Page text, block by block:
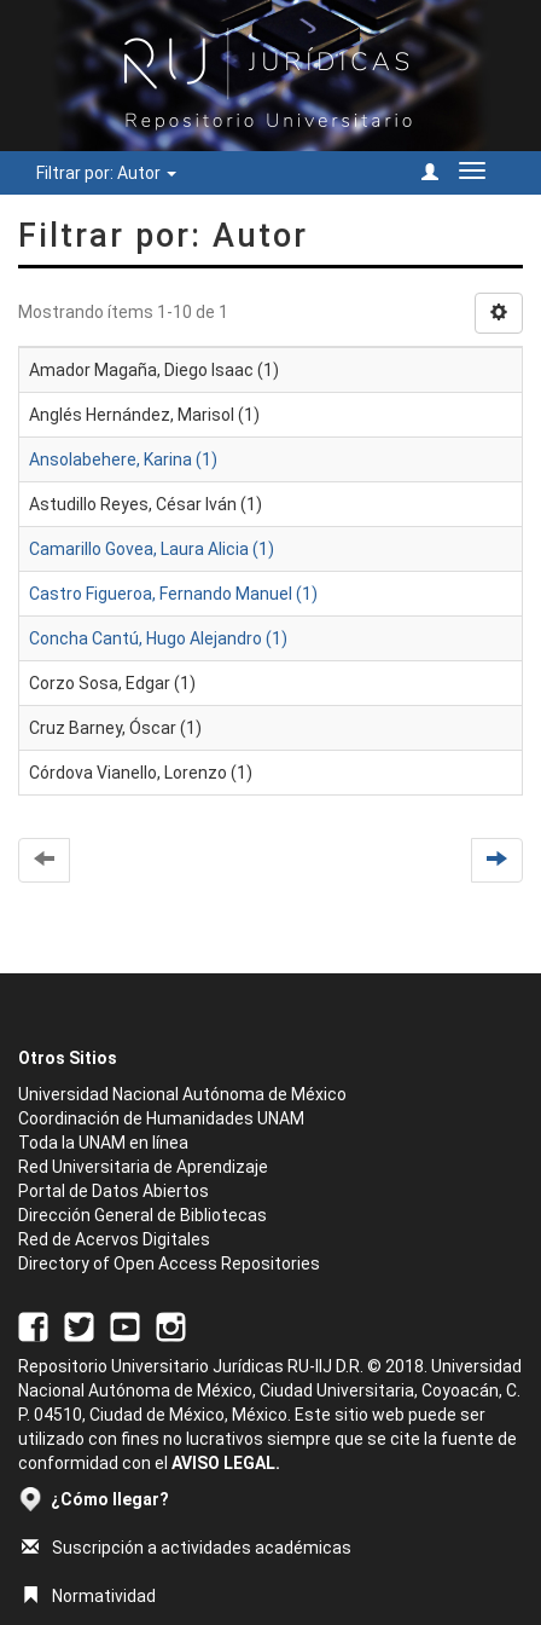
Filtrar por: Autor
Cambiar
Filtrar por: Autor
Mostrando ítems 1-10 de 1
Amador Magaña, Diego Isaac (1)
Anglés Hernández, Marisol (1)
Ansolabehere, Karina (1)
Astudillo Reyes, César Iván (1)
Camarillo Govea, Laura Alicia (1)
Castro Figueroa, Fernando Manuel (1)
Concha Cantú, Hugo Alejandro (1)
Corzo Sosa, Edgar (1)
Cruz Barney, Óscar (1)
Córdova Vianello, Lorenzo (1)
Otros Sitios
Universidad Nacional Autónoma de México
Coordinación de Humanidades UNAM
Toda la UNAM en línea
Red Universitaria de Aprendizaje
Portal de Datos Abiertos
Dirección General de Bibliotecas
Red de Acervos Digitales
Directory of Open Access Repositories
Repositorio Universitario Jurídicas RU-IIJ D.R. © 2018. Universidad
Nacional Autónoma de México, Ciudad Universitaria, Coyoacán, C.
P. 04510, Ciudad de México, México. Este sitio web puede ser
utilizado con fines no lucrativos siempre que se cite la fuente de
conformidad con el AVISO LEGAL.
¿Cómo llegar?
Suscripción a actividades académicas
Normatividad